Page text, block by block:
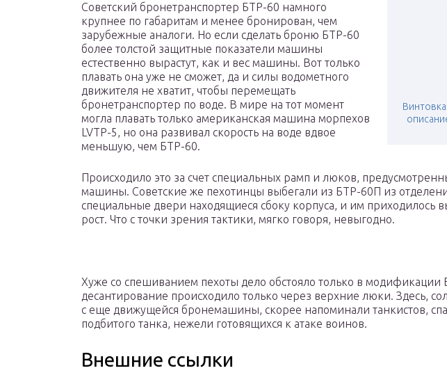
Советский бронетранспортер БТР-60 намного
крупнее по габаритам и менее бронирован, чем
зарубежные аналоги. Но если сделать броню БТР-60
более толстой защитные показатели машины
естественно вырастут, как и вес машины. Вот только
плавать она уже не сможет, да и силы водометного
движителя не хватит, чтобы перемещать
бронетранспортер по воде. В мире на тот момент
могла плавать только американская машина морпехов
LVTP-5, но она развивал скорость на воде вдвое
меньшую, чем БТР-60.
Происходило это за счет специальных рамп и люков,
машины. Советские же пехотинцы выбегали из БТР-60П из
специальные двери находящиеся сбоку корпуса, и им приходилось
рост. Что с точки зрения тактики, мягко говоря, невыгодно.
Хуже со спешиванием пехоты дело обстояло только в модификации
десантирование происходило только через верхние люки. Здесь,
с еще движущейся бронемашины, скорее напоминали танкистов,
подбитого танка, нежели готовящихся к атаке воинов.
Внешние ссылки